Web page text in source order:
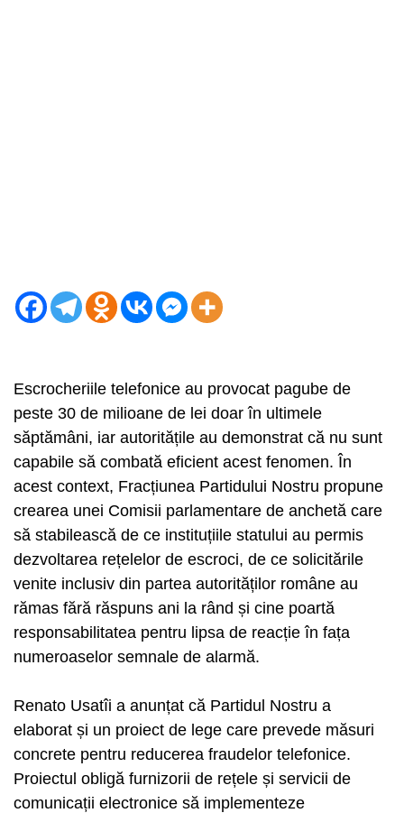
Escrocheriile telefonice au provocat pagube de
peste 30 de milioane de lei doar în ultimele
săptămâni, iar autoritățile au demonstrat că nu sunt
capabile să combată eficient acest fenomen. În
acest context, Fracțiunea Partidului Nostru propune
crearea unei Comisii parlamentare de anchetă care
să stabilească de ce instituțiile statului au permis
dezvoltarea rețelelor de escroci, de ce solicitările
venite inclusiv din partea autorităților române au
rămas fără răspuns ani la rând și cine poartă
responsabilitatea pentru lipsa de reacție în fața
numeroaselor semnale de alarmă.
Renato Usatîi a anunțat că Partidul Nostru a
elaborat și un proiect de lege care prevede măsuri
concrete pentru reducerea fraudelor telefonice.
Proiectul obligă furnizorii de rețele și servicii de
comunicații electronice să implementeze